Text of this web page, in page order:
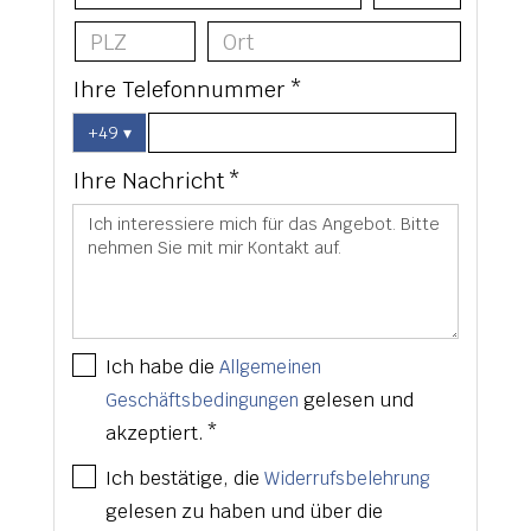
Ihre Telefonnummer *
+49 ▾
Ihre Nachricht *
Ich habe die Allgemeinen
Geschäftsbedingungen gelesen und
akzeptiert. *
Ich bestätige, die Widerrufsbelehrung
gelesen zu haben und über die